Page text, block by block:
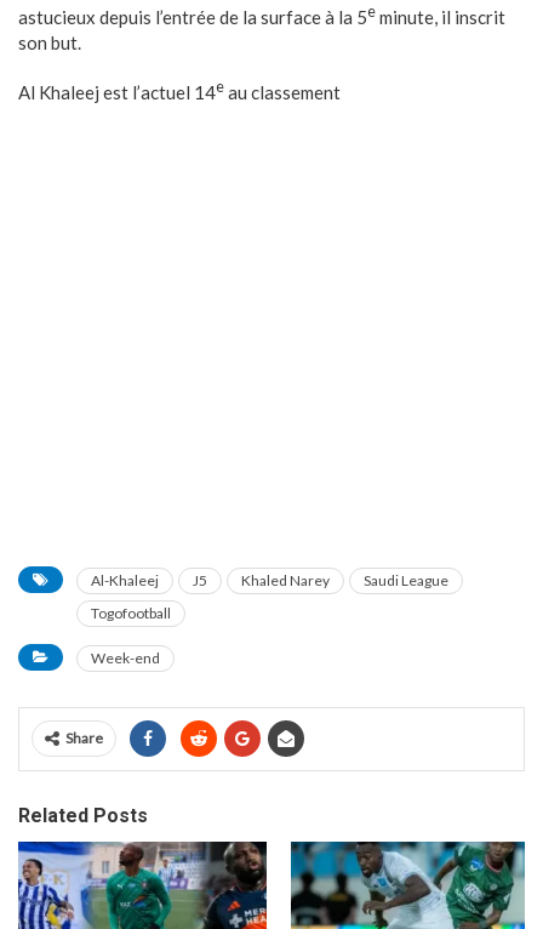
astucieux depuis l’entrée de la surface à la 5e minute, il inscrit
son but.
Al Khaleej est l’actuel 14e au classement
Al-Khaleej J5 Khaled Narey
Saudi League
Togofootball
Week-end
Share
Related Posts